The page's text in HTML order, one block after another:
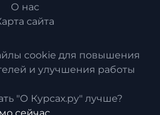
О нас
сайта
cookie для повышения
и улучшения работы
"О Курсах.ру" лучше?
сейчас